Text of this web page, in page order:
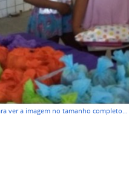
ver a imagem no tamanho completo…